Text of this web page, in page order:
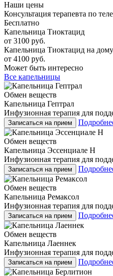
Наши цены
Консультация терапевта по
Бесплатно
Капельница Тиоктацид
от 3100 руб.
Капельница Тиоктацид на дому
от 4100 руб.
Может быть интересно
Все капельницы
Обмен веществ
Капельница Гептрал
Инфузионная терапия для
Записаться на прием
Обмен веществ
Капельница Эссенциале Н
Инфузионная терапия для
Записаться на прием
Обмен веществ
Капельница Ремаксол
Инфузионная терапия для
Записаться на прием
Обмен веществ
Капельница Лаеннек
Инфузионная терапия для
Записаться на прием